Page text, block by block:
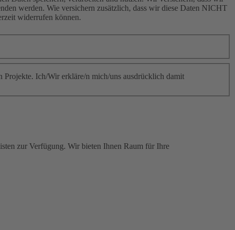
werden. Wie versichern zusätzlich, dass wir diese Daten NICHT
widerrufen können.
Ich/Wir erkläre/n mich/uns ausdrücklich damit
zur Verfügung. Wir bieten Ihnen Raum für Ihre